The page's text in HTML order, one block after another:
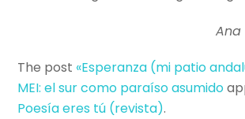
Ana
The post «Esperanza (mi patio
MEI: el sur como paraíso asumido
Poesí­a eres tú (revista).